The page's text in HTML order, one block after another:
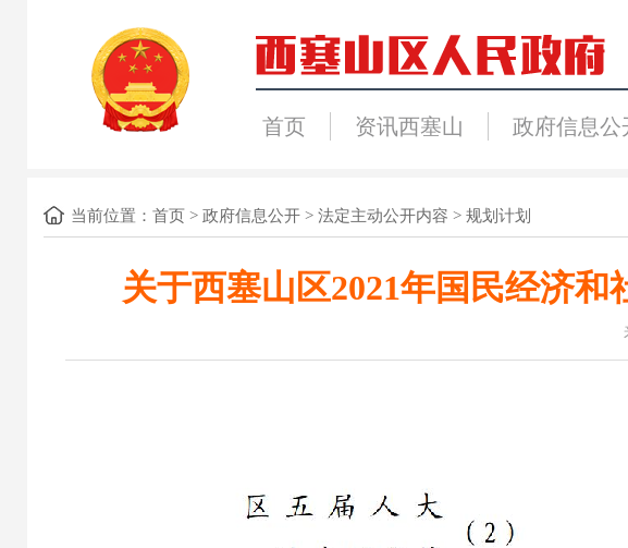
首页 资讯西塞山 政府信息公
当前位置： 首页> 政府信息公开> 法定主动公开内容 > 规划计划
关于西塞山区2021年国民经济